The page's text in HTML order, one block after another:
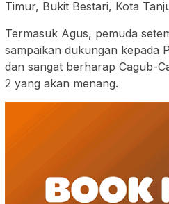
Timur, Bukit Bestari, Kota
Termasuk Agus, pemuda
sampaikan dukungan kepada
dan sangat berharap Cagub-
2 yang akan menang.